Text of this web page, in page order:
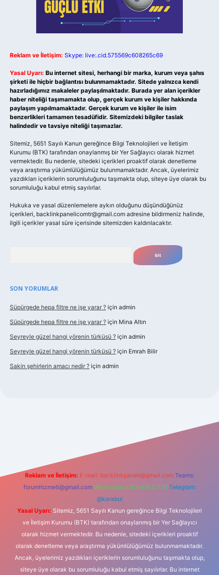
Reklam ve İletişim: Skype: live:.cid.575569c608265c69
Yasal Uyarı: Bu internet sitesi, herhangi bir marka, kurum veya şahıs
şirketi ile hiçbir bağlantısı bulunmamaktadır. Sitede yalnızca kendi
hazırladığımız makaleler paylaşılmaktadır. Burada yer alan içerikler
haber niteliği taşımamakta olup, gerçek kurum ve kişiler hakkında
paylaşım yapılmamaktadır. Gerçek kurum ve kişiler ile isim
benzerlikleri tamamen tesadüfidir. Sitemizdeki bilgiler taslak
halindedir ve tavsiye niteliği taşımazlar.
Sitemiz, 5651 Sayılı Kanun gereğince Bilgi Teknolojileri ve İletişim
Kurumu (BTK) tarafından onaylanmış bir Yer Sağlayıcı olarak hizmet
vermektedir. Bu nedenle, sitedeki içerikleri proaktif olarak denetleme
veya araştırma yükümlülüğümüz bulunmamaktadır. Ancak, üyelerimiz
yazdıkları içeriklerin sorumluluğunu taşımakta olup, siteye üye olarak bu
sorumluluğu kabul etmiş sayılırlar.
Hukuka ve yasal düzenlemelere aykırı olduğunu düşündüğünüz
içerikleri, backlinkpanelicomtr@gmail.com adresine bildirmeniz halinde,
ilgili içerikler yasal süre içerisinde sitemizden kaldırılacaktır.
SON YORUMLAR
Süpürgede hepa filtre ne işe yarar ? için admin
Süpürgede hepa filtre ne işe yarar ? için Mina Altın
Seyreyle güzel hangi yörenin türküsü ? için admin
Seyreyle güzel hangi yörenin türküsü ? için Emrah Bilir
Sakin şehirlerin amacı nedir ? için admin
Reklam ve İletişim: E-mail: backlinkpaneli@gmail.com Teams:
forumhizmeti@gmail.com Whatsapp: 0262 606 0 726 Telegram:
@karabul
Yasal Uyarı: Sitemiz, 5651 Sayılı Kanun gereğince Bilgi Teknolojileri
ve İletişim Kurumu (BTK) tarafından onaylanmış bir Yer Sağlayıcı
olarak hizmet vermektedir. Bu nedenle, sitedeki içerikleri proaktif
olarak denetleme veya araştırma yükümlülüğümüz bulunmamaktadır.
Ancak, üyelerimiz yazdıkları içeriklerin sorumluluğunu taşımakta olup,
siteye üye olarak bu sorumluluğu kabul etmiş sayılırlar. Bu internet